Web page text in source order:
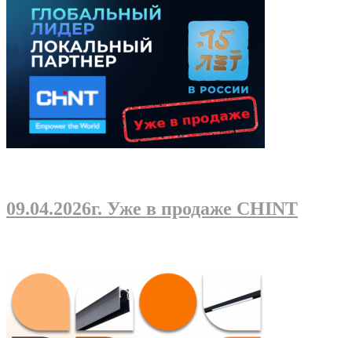
09.04.2026г. Уже в продаже CHINT